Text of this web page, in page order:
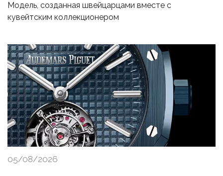
Модель, созданная швейцарцами вместе с
кувейтским коллекционером
05/08/2026